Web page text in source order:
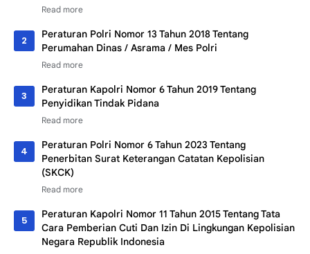
Peraturan Polri Nomor 13 Tahun 2018 Tentang
Perumahan Dinas / Asrama / Mes Polri
Peraturan Kapolri Nomor 6 Tahun 2019 Tentang
Penyidikan Tindak Pidana
Peraturan Polri Nomor 6 Tahun 2023 Tentang
Penerbitan Surat Keterangan Catatan Kepolisian
(SKCK)
Peraturan Kapolri Nomor 11 Tahun 2015 Tentang Tata
Cara Pemberian Cuti Dan Izin Di Lingkungan Kepolisian
Negara Republik Indonesia